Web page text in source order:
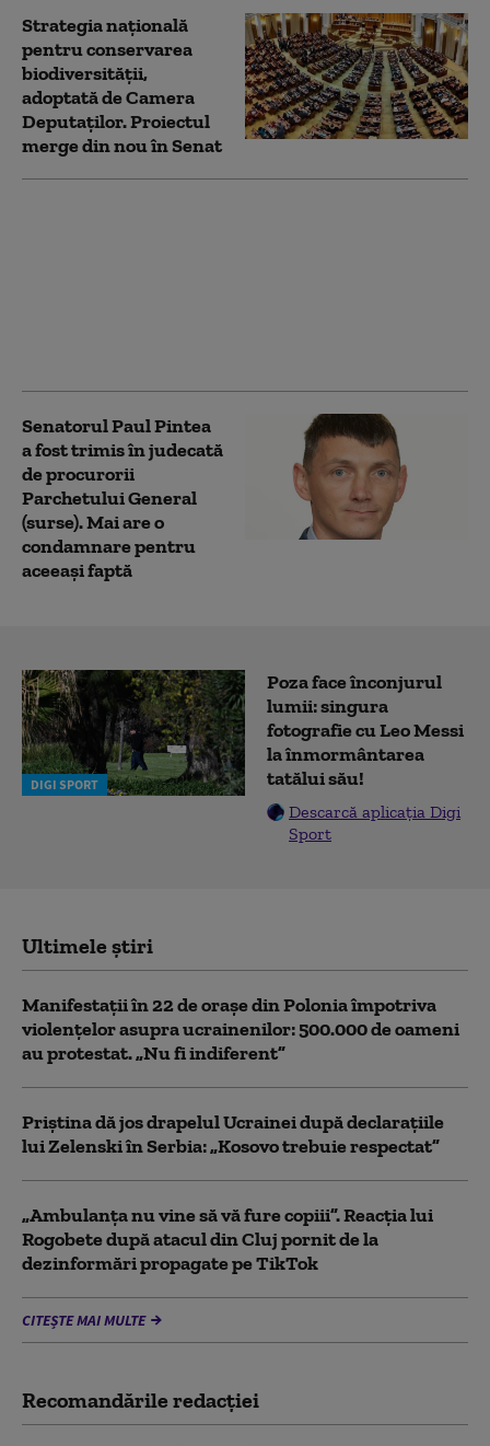
Strategia naţională
pentru conservarea
biodiversităţii,
adoptată de Camera
Deputaților. Proiectul
merge din nou în Senat
Senatorul Paul Pintea
a fost trimis în judecată
de procurorii
Parchetului General
(surse). Mai are o
condamnare pentru
aceeași faptă
DIGI SPORT
Poza face înconjurul
lumii: singura
fotografie cu Leo Messi
la înmormântarea
tatălui său!
Descarcă aplicația Digi
Sport
Ultimele știri
Manifestații în 22 de orașe din Polonia împotriva
violențelor asupra ucrainenilor: 500.000 de oameni
au protestat. „Nu fi indiferent”
Priștina dă jos drapelul Ucrainei după declarațiile
lui Zelenski în Serbia: „Kosovo trebuie respectat”
„Ambulanța nu vine să vă fure copiii”. Reacția lui
Rogobete după atacul din Cluj pornit de la
dezinformări propagate pe TikTok
CITEȘTE MAI MULTE
Recomandările redacţiei